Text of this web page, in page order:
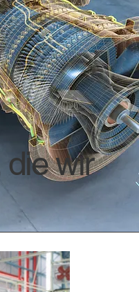
wir